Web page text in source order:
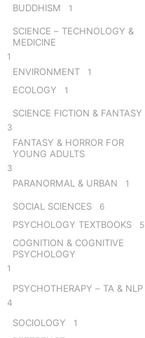
BUDDHISM 1
SCIENCE – TECHNOLOGY &
MEDICINE
1
ENVIRONMENT 1
ECOLOGY 1
SCIENCE FICTION & FANTASY
3
FANTASY & HORROR FOR
YOUNG ADULTS
3
PARANORMAL & URBAN 1
SOCIAL SCIENCES 6
PSYCHOLOGY TEXTBOOKS 5
COGNITION & COGNITIVE
PSYCHOLOGY
1
PSYCHOTHERAPY – TA & NLP
4
SOCIOLOGY 1